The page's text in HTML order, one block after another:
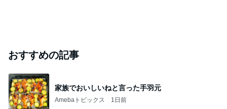
おすすめの記事
家族でおいしいねと言った手羽元
Amebaトピックス 1日前